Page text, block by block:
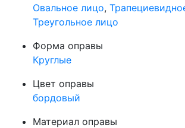
Овальное лицо,
Треугольное лицо
Форма оправы
Круглые
Цвет оправы
бордовый
Материал оправы